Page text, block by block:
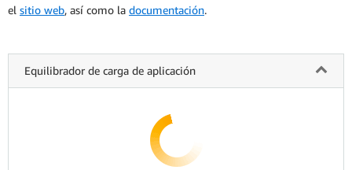
el sitio web, así como la documentación.
Equilibrador de carga de aplicación